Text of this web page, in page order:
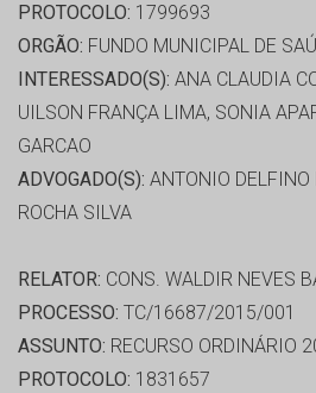
PROTOCOLO: 1799693
ORGÃO: FUNDO MUNICIPAL DE
INTERESSADO(S): ANA CLAUDIA
UILSON FRANÇA LIMA, SONIA
GARCAO
ADVOGADO(S): ANTONIO DELFINO
ROCHA SILVA
RELATOR: CONS. WALDIR NEVES
PROCESSO: TC/16687/2015/001
ASSUNTO: RECURSO ORDINÁRIO
PROTOCOLO: 1831657